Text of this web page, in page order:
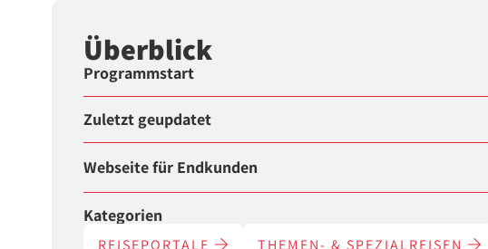
Überblick
Programmstart
Zuletzt geupdatet
Webseite für Endkunden
Kategorien